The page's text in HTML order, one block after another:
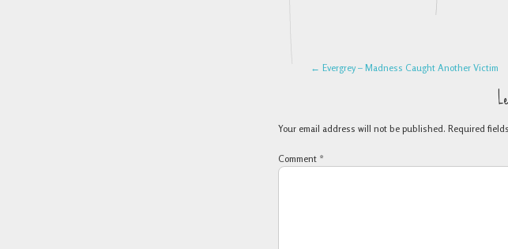
POST NAVIGATION
← Evergrey – Madness Caught Another Victim
Your email address will not be published. Required
Comment *